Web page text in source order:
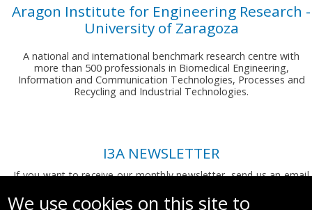
Aragon Institute for Engineering Research -
University of Zaragoza
A national and international benchmark research centre with
more than 500 professionals in Biomedical Engineering,
Information and Communication Technologies, Processes and
Recycling and Industrial Technologies.
I3A NEWSLETTER
If you want to receive our monthly newsletter, send us an email
We use cookies on this site to